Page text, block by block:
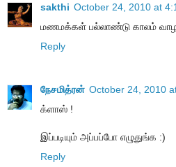
sakthi October 24, 2010 at
மணமக்கள் பல்லாண்டு காலம்
Reply
நேசமித்ரன் October 24, 2010
க்ளாஸ் !
இப்படியும் அப்பப்போ எழுதுங்க :)
Reply